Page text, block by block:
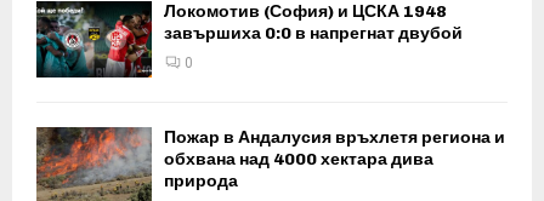
Локомотив (София) и ЦСКА 1948
завършиха 0:0 в напрегнат двубой
0
Пожар в Андалусия връхлетя региона и
обхвана над 4000 хектара дива
природа